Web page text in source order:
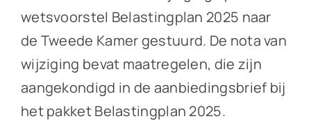
wetsvoorstel Belastingplan 2025 naar
de Tweede Kamer gestuurd. De nota van
wijziging bevat maatregelen, die zijn
aangekondigd in de aanbiedingsbrief bij
het pakket Belastingplan 2025.